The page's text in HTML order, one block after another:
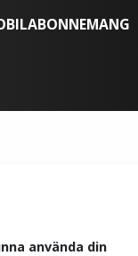
använda din